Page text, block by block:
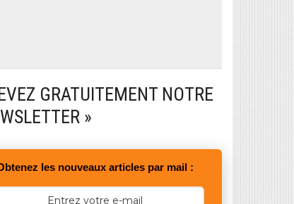
GRATUITEMENT NOTRE
»
les nouveaux articles par mail :